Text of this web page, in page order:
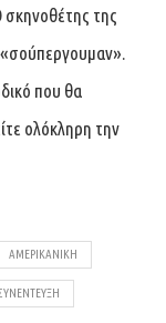
της
που θα
ολόκληρη την
ΑΜΕΡΙΚΑΝΙΚΉ